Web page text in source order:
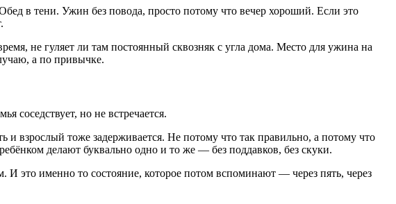
в тени. Ужин без повода, просто потому что вечер хороший. Если это
не гуляет ли там постоянный сквозняк с угла дома. Место для ужина на
а по привычке.
соседствует, но не встречается.
взрослый тоже задерживается. Не потому что так правильно, а потому что
делают буквально одно и то же — без поддавков, без скуки.
И это именно то состояние, которое потом вспоминают — через пять, через